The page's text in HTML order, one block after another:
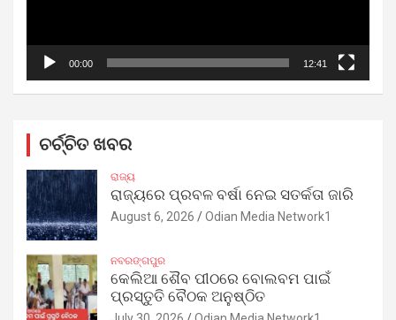
00:00 12:41
ଚର୍ଚ୍ଚିତ ଖବର
ରାଜ୍ୟ
ରାଜ୍ୟରେ ପ୍ରବଳ ବର୍ଷା ନେଇ ସତର୍କତା ଜାରି
August 6, 2026 Odian Media Network1
ନବରଙ୍ଗପୁର
କେଲିଆ ଶୈବ ପୀଠରେ ବୋଲବମ ପାଇଁ
ପ୍ରସ୍ତୁତି ବୈଠକ ଅନୁଷ୍ଠିତ